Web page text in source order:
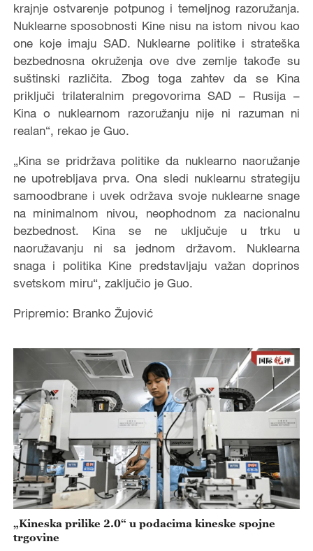
krajnje ostvarenje potpunog i temeljnog razoružanja.
Nuklearne sposobnosti Kine nisu na istom nivou kao
one koje imaju SAD. Nuklearne politike i strateška
bezbednosna okruženja ove dve zemlje takođe su
suštinski različita. Zbog toga zahtev da se Kina
priključi trilateralnim pregovorima SAD – Rusija –
Kina o nuklearnom razoružanju nije ni razuman ni
realan“, rekao je Guo.
„Kina se pridržava politike da nuklearno naoružanje
ne upotrebljava prva. Ona sledi nuklearnu strategiju
samoodbrane i uvek održava svoje nuklearne snage
na minimalnom nivou, neophodnom za nacionalnu
bezbednost. Kina se ne uključuje u trku u
naoružavanju ni sa jednom državom. Nuklearna
snaga i politika Kine predstavljaju važan doprinos
svetskom miru“, zaključio je Guo.
Pripremio: Branko Žujović
„Kineska prilike 2.0“ u podacima kineske spojne
trgovine